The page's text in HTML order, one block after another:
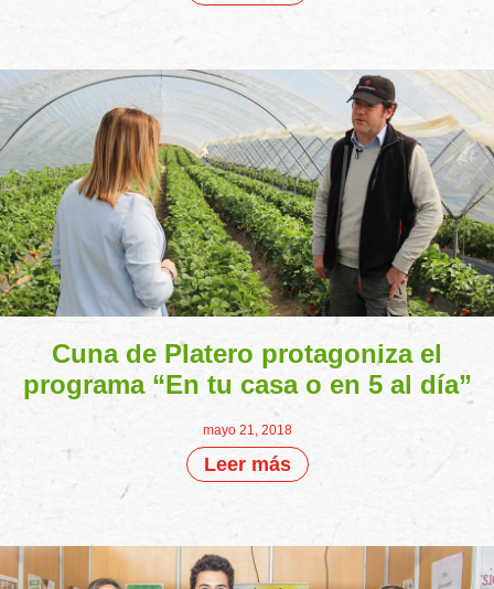
Cuna de Platero protagoniza el
programa “En tu casa o en 5 al día”
mayo 21, 2018
Leer más